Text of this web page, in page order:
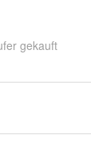
gekauft